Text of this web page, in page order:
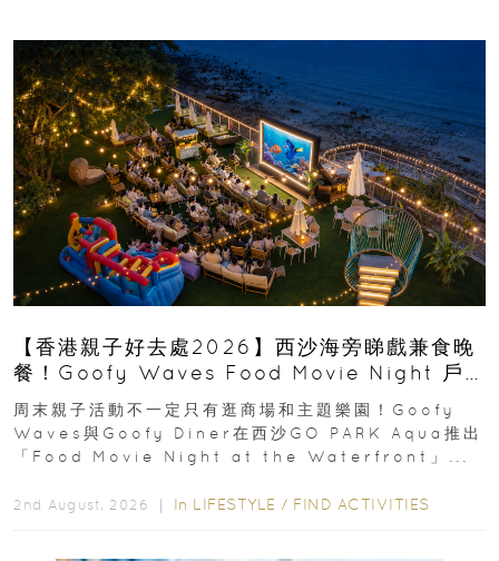
【香港親子好去處2026】西沙海旁睇戲兼食晚
餐！Goofy Waves Food Movie Night 戶
外影院逢週末登場
周末親子活動不一定只有逛商場和主題樂園！Goofy
Waves與Goofy Diner在西沙GO PARK Aqua推出
「Food Movie Night at the Waterfront」...
2nd August, 2026 ｜ In LIFESTYLE / FIND ACTIVITIES